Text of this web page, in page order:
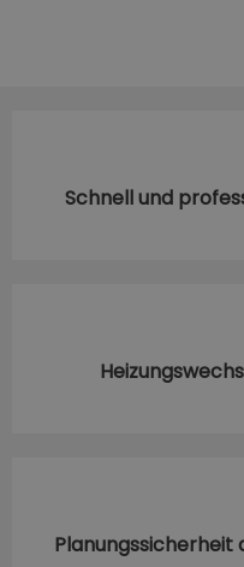
Schnell und
Planungssicherheit